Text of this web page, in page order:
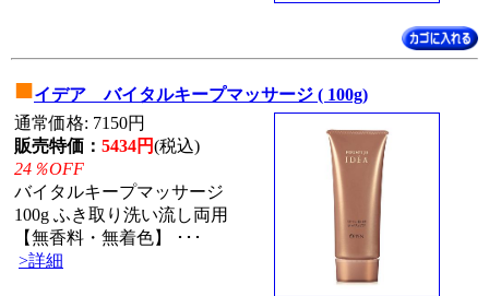
■イデア バイタルキープマッサージ ( 100g)
通常価格: 7150円
販売特価： 5434円(税込)
24％OFF
バイタルキープマッサージ
100g ふき取り洗い流し両用
【無香料・無着色】 ･･･
>詳細